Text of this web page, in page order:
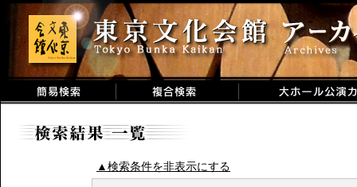
▲検索条件を非表示にする